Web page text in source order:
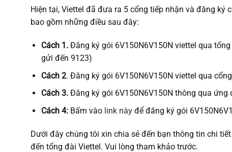
Hiện tại, Viettel đã đưa ra 5 cổng tiếp nhận và đăng
bao gồm những điều sau đây:
Cách 1. Đăng ký gói 6V150N6V150N viettel qua
gửi đến 9123)
Cách 2. Đăng ký gói 6V150N6V150N viettel qua
Cách 3. Đăng ký gói 6V150N6V150N thông qua
Cách 4: Bấm vào link này để đăng ký gói
Dưới đây chúng tôi xin chia sẻ đến bạn thông tin chi
đến tổng đài Viettel. Vui lòng tham khảo trước.